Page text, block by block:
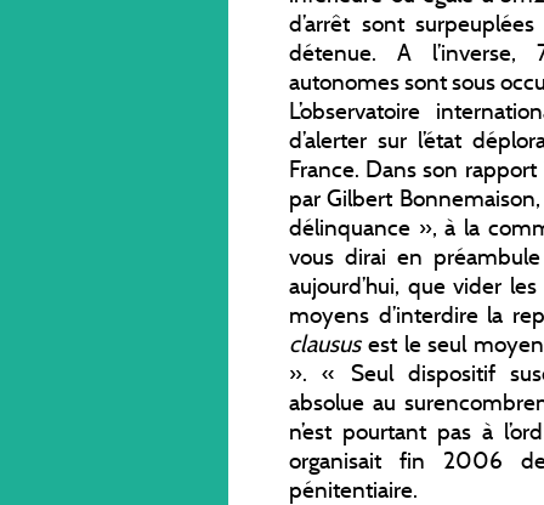
d’arrêt sont
détenue. A
autonomes sont sous
L’observatoire
d’alerter sur l’état
France. Dans son
par Gilbert
délinquance », à la
vous dirai en
aujourd’hui, que vider
moyens d’interdire la
claususest le seul
». « Seul dispositif
absolue au
n’est pourtant pas à
organisait fin 2006
pénitentiaire.